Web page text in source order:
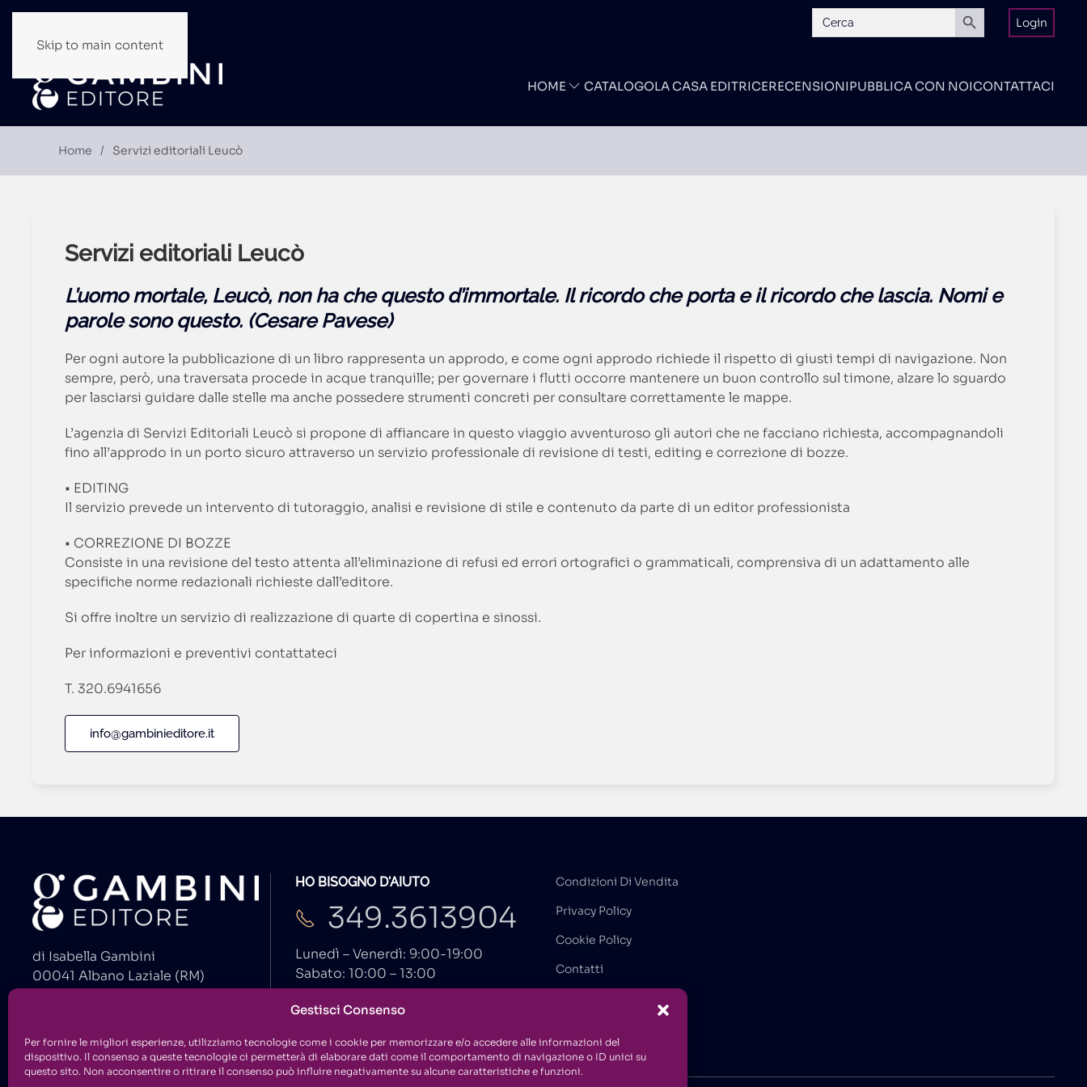
Gestisci Consenso
Per fornire le migliori esperienze, utilizziamo tecnologie come i cookie per memorizzare e/o accedere alle informazioni del
dispositivo. Il consenso a queste tecnologie ci permetterà di elaborare dati come il comportamento di navigazione o ID unici su
questo sito. Non acconsentire o ritirare il consenso può influire negativamente su alcune caratteristiche e funzioni.
Skip to main content
Search
for:
Search Button
Login
HOME CATALOGOLA CASA EDITRICERECENSIONIPUBBLICA CON NOICONTATTACI
Home Servizi editoriali Leucò
Servizi editoriali Leucò
L’uomo mortale, Leucò, non ha che questo d’immortale. Il ricordo che porta e il ricordo che lascia. Nomi e
parole sono questo. (Cesare Pavese)
Per ogni autore la pubblicazione di un libro rappresenta un approdo, e come ogni approdo richiede il rispetto di giusti tempi di navigazione. Non
sempre, però, una traversata procede in acque tranquille; per governare i flutti occorre mantenere un buon controllo sul timone, alzare lo sguardo
per lasciarsi guidare dalle stelle ma anche possedere strumenti concreti per consultare correttamente le mappe.
L’agenzia di Servizi Editoriali Leucò si propone di affiancare in questo viaggio avventuroso gli autori che ne facciano richiesta, accompagnandoli
fino all’approdo in un porto sicuro attraverso un servizio professionale di revisione di testi, editing e correzione di bozze.
• EDITING
Il servizio prevede un intervento di tutoraggio, analisi e revisione di stile e contenuto da parte di un editor professionista
• CORREZIONE DI BOZZE
Consiste in una revisione del testo attenta all’eliminazione di refusi ed errori ortografici o grammaticali, comprensiva di un adattamento alle
specifiche norme redazionali richieste dall’editore.
Si offre inoltre un servizio di realizzazione di quarte di copertina e sinossi.
Per informazioni e preventivi contattateci
T. 320.6941656
info@gambinieditore.it
di Isabella Gambini
00041 Albano Laziale (RM)
HO BISOGNO D'AIUTO
349.3613904
Lunedì – Venerdì: 9:00-19:00
Sabato: 10:00 – 13:00
info@gambinieditore.it
Condizioni Di Vendita
Privacy Policy
Cookie Policy
Contatti